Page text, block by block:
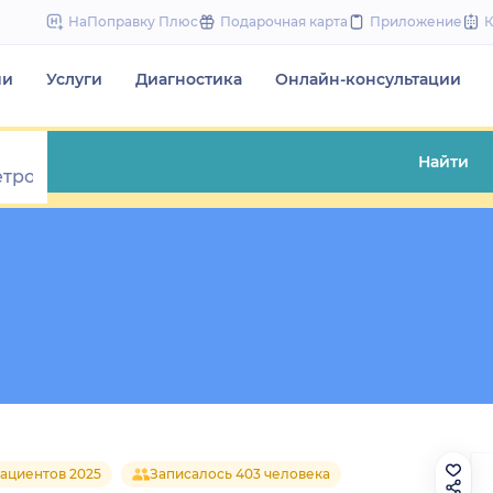
to
НаПоправку Плюс Подарочная карта Приложение
Услуги Диагностика Онлайн-консультации
Найти
2025 Записалось 403 человека